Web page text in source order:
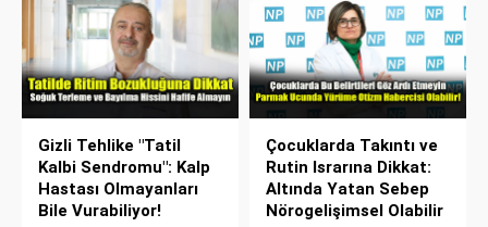
Gizli Tehlike "Tatil
Kalbi Sendromu": Kalp
Hastası Olmayanları
Bile Vurabiliyor!
Çocuklarda Takıntı ve
Rutin Israrına Dikkat:
Altında Yatan Sebep
Nörogelişimsel Olabilir